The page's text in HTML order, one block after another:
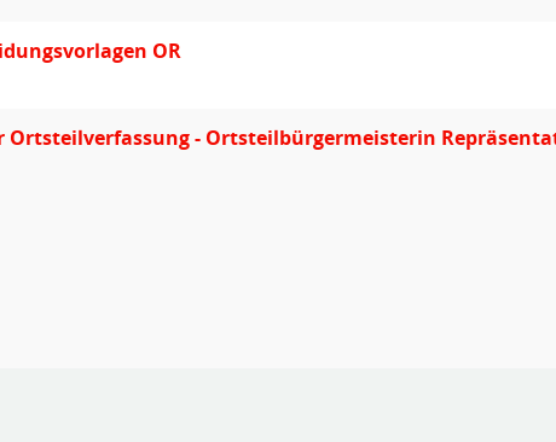
OR
Ortsteilverfassung - Ortsteilbürgermeisterin